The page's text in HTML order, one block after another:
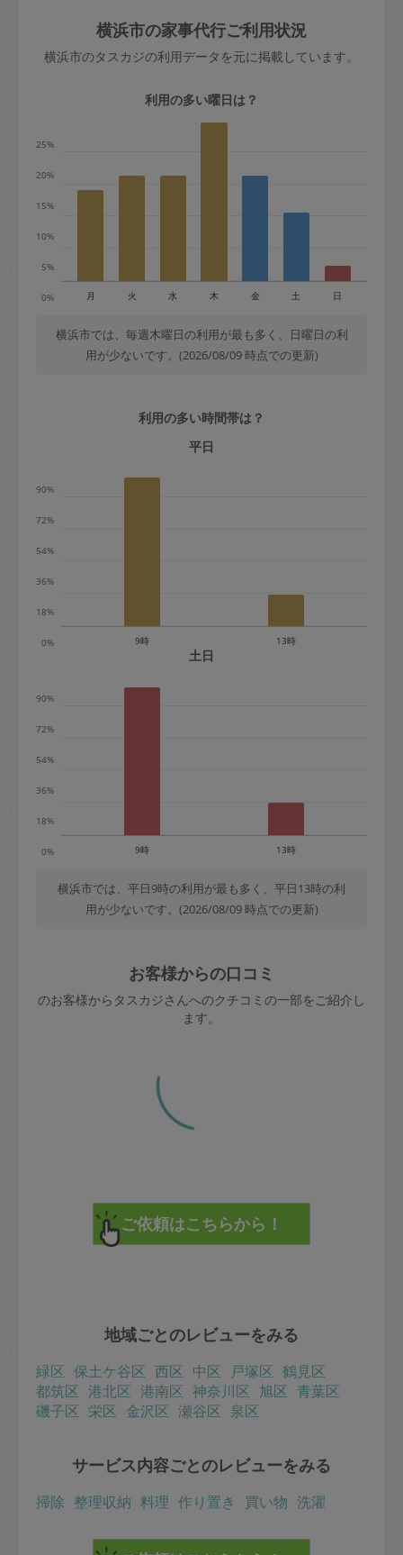
依頼者不在による当日キャンセル＝依頼
金額の100%＋交通費全額
※例：依頼日時／土曜日午前9時開始の場
50%
金曜日9時～土曜日8時まで＝依頼金額の
＋交通費全額
依頼者不在による当日キャンセル＝依頼
金額の100%＋交通費全額
定期契約をキャンセルする場合、毎週定
期は月2回まで隔週定期は月1回までキャ
※キャンセル料金の設定について：
きた場合は損害保険の対象外となるので
ご注意ください。
玉、など
あわせてこちらも参照ください：初めて
はありますか？
横浜市の家事代行ご利用状況
横浜市のタスカジの利用データを元に掲載しています。
利用の多い曜日は？
0%
5%
10%
15%
20%
25%
月 火 水 木 金 土 日
横浜市では、毎週木曜日の利用が最も多く、日曜日の利
用が少ないです。(2026/08/09 時点での更新)
利用の多い時間帯は？
平日
0%
18%
36%
54%
72%
90%
9時 13時
土日
0%
18%
36%
54%
72%
90%
9時 13時
横浜市では、平日9時の利用が最も多く、平日13時の利
用が少ないです。(2026/08/09 時点での更新)
お客様からの口コミ
のお客様からタスカジさんへのクチコミの一部をご紹介し
ます。
地域ごとのレビューをみる
緑区 保土ケ谷区 西区 中区 戸塚区 鶴見区
都筑区 港北区 港南区 神奈川区 旭区 青葉区
磯子区 栄区 金沢区 瀬谷区 泉区
サービス内容ごとのレビューをみる
掃除 整理収納 料理 作り置き 買い物 洗濯